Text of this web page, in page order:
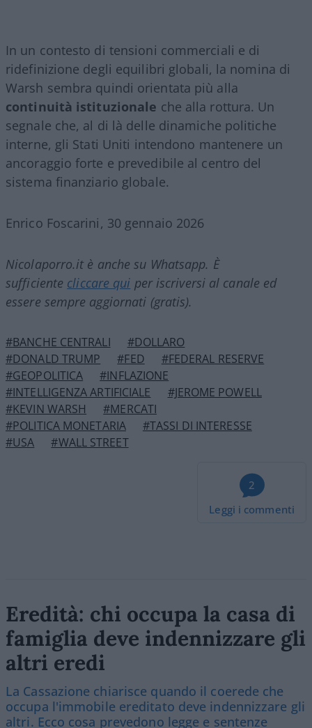
In un contesto di tensioni commerciali e di
ridefinizione degli equilibri globali, la nomina di
Warsh sembra quindi orientata più alla
continuità istituzionale che alla rottura. Un
segnale che, al di là delle dinamiche politiche
interne, gli Stati Uniti intendono mantenere un
ancoraggio forte e prevedibile al centro del
sistema finanziario globale.
Enrico Foscarini, 30 gennaio 2026
Nicolaporro.it è anche su Whatsapp. È
sufficiente cliccare qui per iscriversi al canale ed
essere sempre aggiornati (gratis).
#BANCHE CENTRALI
#DOLLARO
#DONALD TRUMP
#FED
#FEDERAL RESERVE
#GEOPOLITICA
#INFLAZIONE
#INTELLIGENZA ARTIFICIALE
#JEROME POWELL
#KEVIN WARSH
#MERCATI
#POLITICA MONETARIA
#TASSI DI INTERESSE
#USA
#WALL STREET
2
Leggi i commenti
Eredità: chi occupa la casa di
famiglia deve indennizzare gli
altri eredi
La Cassazione chiarisce quando il coerede che
occupa l'immobile ereditato deve indennizzare gli
altri. Ecco cosa prevedono legge e sentenze